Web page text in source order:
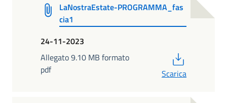
LaNostraEstate-PROGRAMMA_fas
cia1
24-11-2023
Allegato 9.10 MB formato
pdf
Scarica